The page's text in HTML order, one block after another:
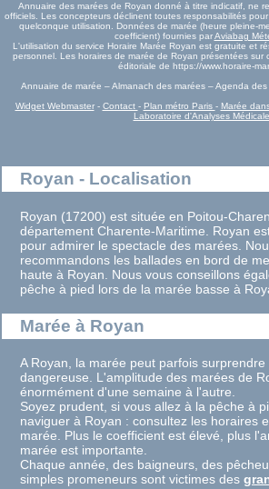
Annuaire des marées de Royan donné à titre indicatif, ne
officiels. Les concepteurs déclinent toutes responsabilités
quelconque utilisation. Données de marée (heure pleine-
coefficient) fournies parAviabag
L'utilisation du service Horaire Marée Royan est gratuite et
personnel. Les horaires de marée de Royan présentées sur
éditoriale de https://www.horaire-
Annuaire de marée – Almanach des marées – Agenda
Widget Webmaster- Contact - Plan métro Paris - Marée
Laboratoire d'Analyses
Royan - Localisation
Royan (17200) est située en Poitou-
département Charente-Maritime. Royan
pour admirer le spectacle des marées.
recommandons les ballades en bord de
haute à Royan. Nous vous conseillons
pêche à pied lors de la marée basse à
Marée à Royan
A Royan, la marée peut parfois
dangereuse. L'amplitude des marées de
énormément d'une semaine à l'autre.
Soyez prudent, si vous allez à la pêche à
naviguer à Royan : consultez les horaires
marée. Plus le coefficient est élevé, plus
marée est importante.
Chaque année, des baigneurs, des
simples promeneurs sont victimes des